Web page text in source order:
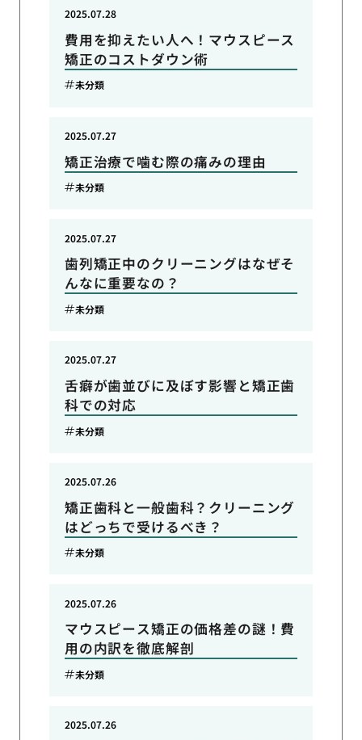
費用を抑えたい人へ！マウスピース
矯正のコストダウン術
2025.07.28
未分類
矯正治療で噛む際の痛みの理由
2025.07.27
未分類
歯列矯正中のクリーニングはなぜそ
んなに重要なの？
2025.07.27
未分類
舌癖が歯並びに及ぼす影響と矯正歯
科での対応
2025.07.27
未分類
矯正歯科と一般歯科？クリーニング
はどっちで受けるべき？
2025.07.26
未分類
マウスピース矯正の価格差の謎！費
用の内訳を徹底解剖
2025.07.26
未分類
2025.07.26